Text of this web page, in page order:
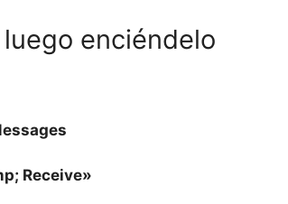
enciéndelo
Receive»